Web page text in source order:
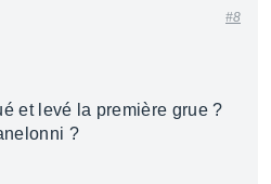
#8
et levé la première grue ?
?